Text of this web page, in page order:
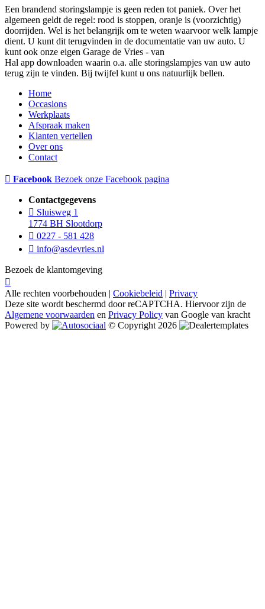
Een brandend storingslampje is geen reden tot paniek. Over het
algemeen geldt de regel: rood is stoppen, oranje is (voorzichtig)
doorrijden. Wel is het belangrijk om te weten waarvoor welk lampje
dient. U kunt dit terugvinden in de documentatie van uw auto. U
kunt ook onze eigen Garage de Vries - van
Hal app downloaden waarin o.a. alle storingslampjes van uw auto
terug zijn te vinden. Bij twijfel kunt u ons natuurlijk bellen.
Home
Occasions
Werkplaats
Afspraak maken
Klanten vertellen
Over ons
Contact
Facebook Bezoek onze Facebook pagina
Contactgegevens
Sluisweg 1
1774 BH Slootdorp
0227 - 581 428
info@asdevries.nl
Bezoek de klantomgeving
Alle rechten voorbehouden | Cookiebeleid | Privacy
Deze site wordt beschermd door reCAPTCHA. Hiervoor zijn de
Algemene voorwaarden en Privacy Policy van Google van kracht
Powered by
© Copyright 2026